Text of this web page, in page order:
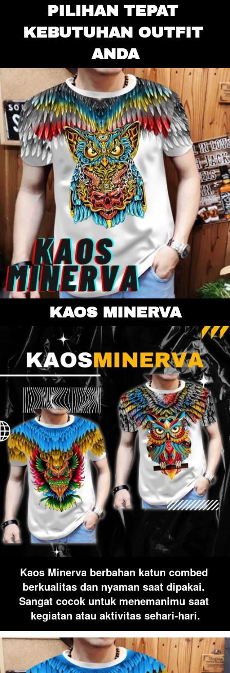
PILIHAN TEPAT
KEBUTUHAN OUTFIT
ANDA
KAOS MINERVA
Kaos Minerva berbahan katun combed
berkualitas dan nyaman saat dipakai.
Sangat cocok untuk menemanimu saat
kegiatan atau aktivitas sehari-hari.